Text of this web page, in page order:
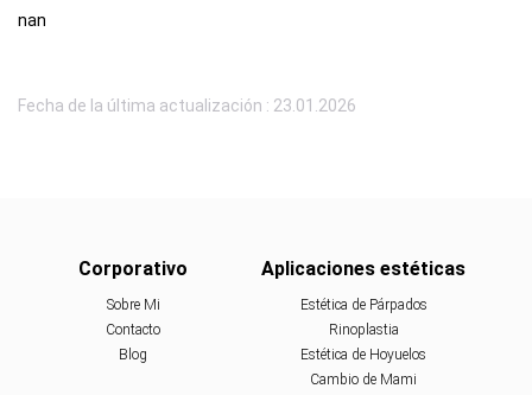
nan
Fecha de la última actualización : 23.01.2026
Corporativo
Sobre Mi
Contacto
Blog
Aplicaciones estéticas
Estética de Párpados
Rinoplastia
Estética de Hoyuelos
Cambio de Mami